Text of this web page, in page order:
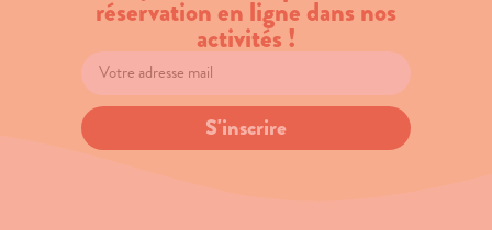
réservation en ligne dans nos
activités !
S'inscrire